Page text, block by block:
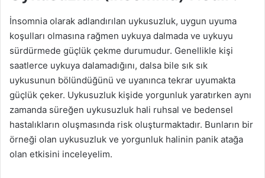
İnsomnia olarak adlandırılan uykusuzluk, uygun uyuma
koşulları olmasına rağmen uykuya dalmada ve uykuyu
sürdürmede güçlük çekme durumudur. Genellikle kişi
saatlerce uykuya dalamadığını, dalsa bile sık sık
uykusunun bölündüğünü ve uyanınca tekrar uyumakta
güçlük çeker. Uykusuzluk kişide yorgunluk yaratırken aynı
zamanda süreğen uykusuzluk hali ruhsal ve bedensel
hastalıkların oluşmasında risk oluşturmaktadır. Bunların bir
örneği olan uykusuzluk ve yorgunluk halinin panik atağa
olan etkisini inceleyelim.